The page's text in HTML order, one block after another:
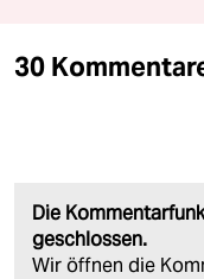
30
Die
geschlossen.
Wir öffnen die